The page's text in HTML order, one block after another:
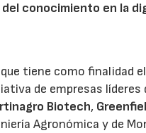
conocimiento en la
tiene como finalidad
de empresas líderes
Biotech,
Agronómica y de